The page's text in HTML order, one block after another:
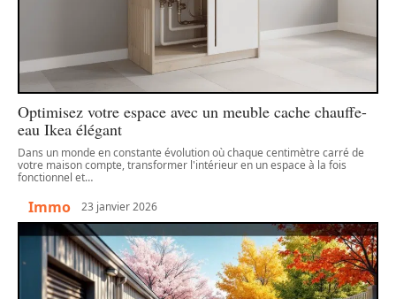
Optimisez votre espace avec un meuble cache chauffe-
eau Ikea élégant
Dans un monde en constante évolution où chaque centimètre carré de
votre maison compte, transformer l'intérieur en un espace à la fois
fonctionnel et…
Immo 23 janvier 2026